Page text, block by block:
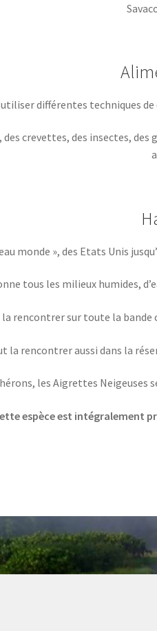
différentes techniques
crevettes, des insectes,
monde », des Etats Unis
tous les milieux humides,
la rencontrer sur toute la
la rencontrer aussi dans la
les Aigrettes
espèce est intégralement